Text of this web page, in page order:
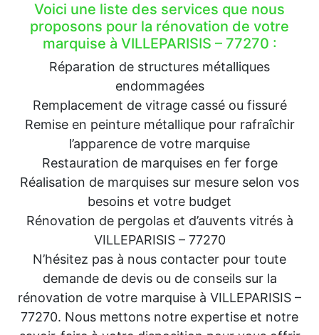
Voici une liste des services que nous
proposons pour la rénovation de votre
marquise à VILLEPARISIS – 77270 :
Réparation de structures métalliques
endommagées
Remplacement de vitrage cassé ou fissuré
Remise en peinture métallique pour rafraîchir
l’apparence de votre marquise
Restauration de marquises en fer forge
Réalisation de marquises sur mesure selon vos
besoins et votre budget
Rénovation de pergolas et d’auvents vitrés à
VILLEPARISIS – 77270
N’hésitez pas à nous contacter pour toute
demande de devis ou de conseils sur la
rénovation de votre marquise à VILLEPARISIS –
77270. Nous mettons notre expertise et notre